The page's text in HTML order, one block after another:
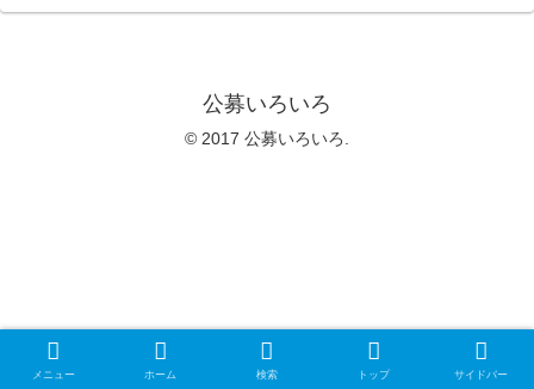
公募いろいろ
© 2017 公募いろいろ.
メニュー ホーム 検索 トップ サイドバー